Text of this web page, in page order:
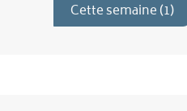
Cette semaine (1)